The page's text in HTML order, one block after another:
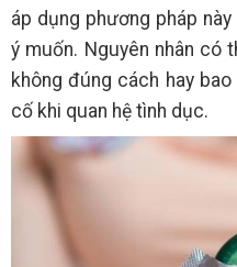
áp dụng phương pháp
ý muốn. Nguyên nhân có
không đúng cách hay
cố khi quan hệ tình dục.